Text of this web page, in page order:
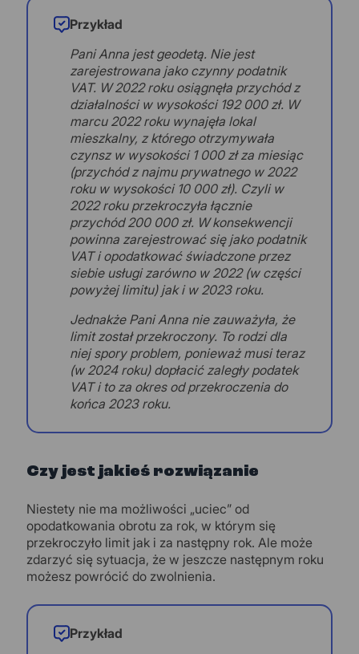
Przykład
Pani Anna jest geodetą. Nie jest
zarejestrowana jako czynny podatnik
VAT. W 2022 roku osiągnęła przychód z
działalności w wysokości 192 000 zł. W
marcu 2022 roku wynajęła lokal
mieszkalny, z którego otrzymywała
czynsz w wysokości 1 000 zł za miesiąc
(przychód z najmu prywatnego w 2022
roku w wysokości 10 000 zł). Czyli w
2022 roku przekroczyła łącznie
przychód 200 000 zł. W konsekwencji
powinna zarejestrować się jako podatnik
VAT i opodatkować świadczone przez
siebie usługi zarówno w 2022 (w części
powyżej limitu) jak i w 2023 roku.
Jednakże Pani Anna nie zauważyła, że
limit został przekroczony. To rodzi dla
niej spory problem, ponieważ musi teraz
(w 2024 roku) dopłacić zaległy podatek
VAT i to za okres od przekroczenia do
końca 2023 roku.
Czy jest jakieś rozwiązanie
Niestety nie ma możliwości „uciec” od
opodatkowania obrotu za rok, w którym się
przekroczyło limit jak i za następny rok. Ale może
zdarzyć się sytuacja, że w jeszcze następnym roku
możesz powrócić do zwolnienia.
Przykład